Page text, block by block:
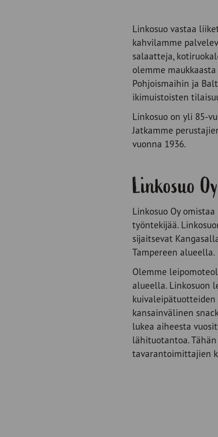
Linkosuo vastaa
kahvilamme
salaatteja,
olemme
Pohjoismaihin ja
ikimuistoisten
Linkosuo on yli 85-
Jatkamme
vuonna 1936.
Linkosuo
Linkosuo Oy
työntekijää.
sijaitsevat
Tampereen alueella.
Olemme
alueella. Linkosuon
kansainvälinen
lukea aiheesta
lähituotantoa.
tavarantoimittajien